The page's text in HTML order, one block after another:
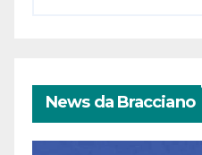
News da Bracciano